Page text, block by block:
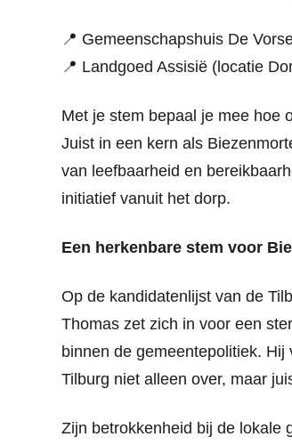
📍 Gemeenschapshuis De
📍 Landgoed Assisië (locatie
Met je stem bepaal je mee hoe
Juist in een kern als
van leefbaarheid en
initiatief vanuit het dorp.
Een herkenbare stem voor
Op de kandidatenlijst van de
Thomas zet zich in voor een
binnen de gemeentepolitiek.
Tilburg niet alleen over, maar
Zijn betrokkenheid bij de lokale